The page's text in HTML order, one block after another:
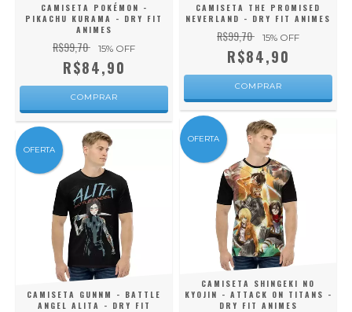
CAMISETA POKÉMON -
PIKACHU KURAMA - DRY FIT
ANIMES
R$99,70 15% OFF
R$84,90
COMPRAR
CAMISETA THE PROMISED
NEVERLAND - DRY FIT ANIMES
R$99,70 15% OFF
R$84,90
COMPRAR
OFERTA
CAMISETA GUNNM - BATTLE
ANGEL ALITA - DRY FIT
OFERTA
CAMISETA SHINGEKI NO
KYOJIN - ATTACK ON TITANS -
DRY FIT ANIMES